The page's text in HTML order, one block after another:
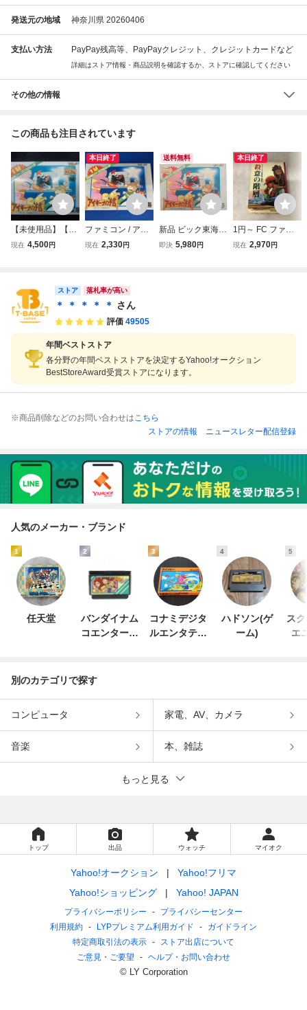
発送元の地域 神奈川県 20260406
支払い方法 PayPay残高等、PayPayクレジット、クレジットカードなど
詳細はストア情報・商品説明を確認するか、ストアに確認してください
その他の情報
この商品も注目されています
【未使用品】【箱
付き】アイギーナ
現在 4,500円
本日終了
ファミコン / アイ
ギーナの予言 / 説
現在 2,330円
送料無料
新品 ビック東海
ファミコン FC
即決 5,980円
本日終了
1円～ FC ファミ
コン ソフトハウス
現在 2,970円
ストア 落札率が高い
＊ ＊ ＊ ＊ ＊ さん
評価 49505
年間ベストストア
各分野の年間ベストストアを決定するYahoo!オークション
BestStoreAward受賞ストアになります。
※商品削除などのお問い合わせはこちら
ストアの情報
ニュースレター配信登録
人気のメーカー・ブランド
1
任天堂
2
バンダイナム
コエンターテ
3
コナミデジタ
ルエンタテイ
4
ハドソン(ゲ
ーム)
5
ス
エ
別のカテゴリで探す
コンピュータ 家電、AV、カメラ
音楽 本、雑誌
もっと見る
トップ 出品 ウォッチ マイオク
Yahoo!オークション
Yahoo!フリマ
Yahoo!ショッピング
Yahoo! JAPAN
プライバシーポリシー
プライバシーセンター
利用規約
LYPプレミアム利用ガイド
ガイドライン
特定商取引法の表示
ストア出店について
ご意見・ご要望
ヘルプ・お問い合わせ
© LY Corporation